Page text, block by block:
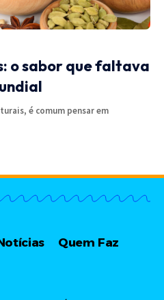
o sabor que faltava
é comum pensar em
Quem Faz